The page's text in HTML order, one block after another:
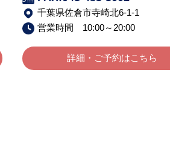
千葉県佐倉市寺崎北6-1-1
営業時間 10:00～20:00
詳細・ご予約はこちら